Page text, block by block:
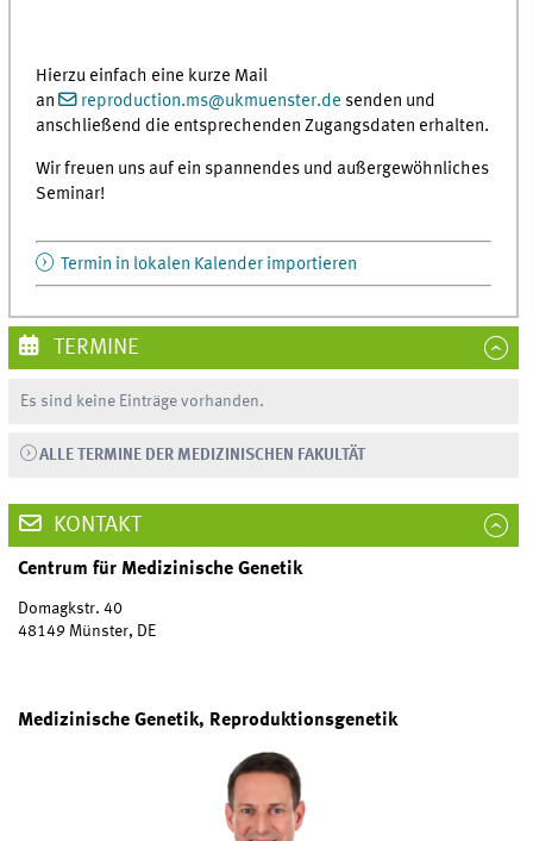
Hierzu einfach eine kurze Mail
an
reproduction.ms@ukmuenster.de ​​​​​​​ senden und
anschließend die entsprechenden Zugangsdaten erhalten.
Wir freuen uns auf ein spannendes und außergewöhnliches
Seminar!
Termin in lokalen Kalender importieren
TERMINE
Es sind keine Einträge vorhanden.
ALLE TERMINE DER MEDIZINISCHEN FAKULTÄT
KONTAKT
Centrum für Medizinische Genetik
Domagkstr. 40
48149 Münster, DE
Medizinische Genetik, Reproduktionsgenetik